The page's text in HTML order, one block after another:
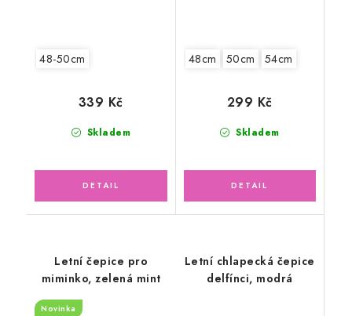
48-50cm
Skladem
339 Kč
48cm 50cm 54cm
Skladem
299 Kč
Letní čepice pro
miminko, zelená mint
Novinka
Letní chlapecká čepice
delfínci, modrá